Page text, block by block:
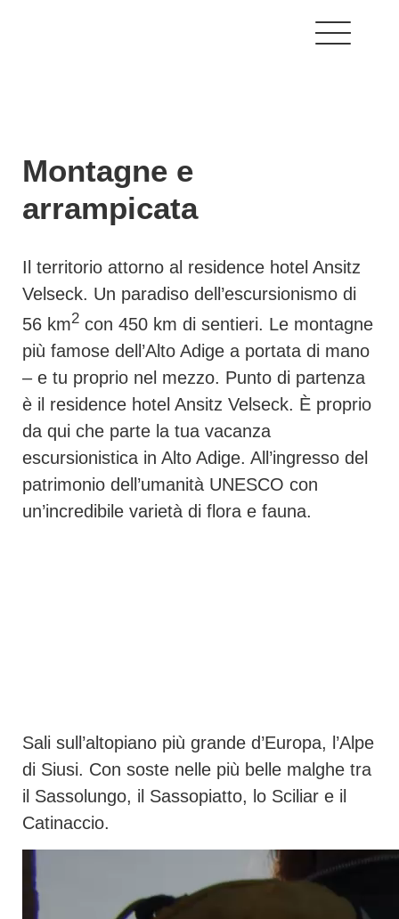
Montagne e
arrampicata
Il territorio attorno al residence hotel Ansitz
Velseck. Un paradiso dell’escursionismo di
56 km2 con 450 km di sentieri. Le montagne
più famose dell’Alto Adige a portata di mano
– e tu proprio nel mezzo. Punto di partenza
è il residence hotel Ansitz Velseck. È proprio
da qui che parte la tua vacanza
escursionistica in Alto Adige. All’ingresso del
patrimonio dell’umanità UNESCO con
un’incredibile varietà di flora e fauna.
Sali sull’altopiano più grande d’Europa, l’Alpe
di Siusi. Con soste nelle più belle malghe tra
il Sassolungo, il Sassopiatto, lo Sciliar e il
Catinaccio.